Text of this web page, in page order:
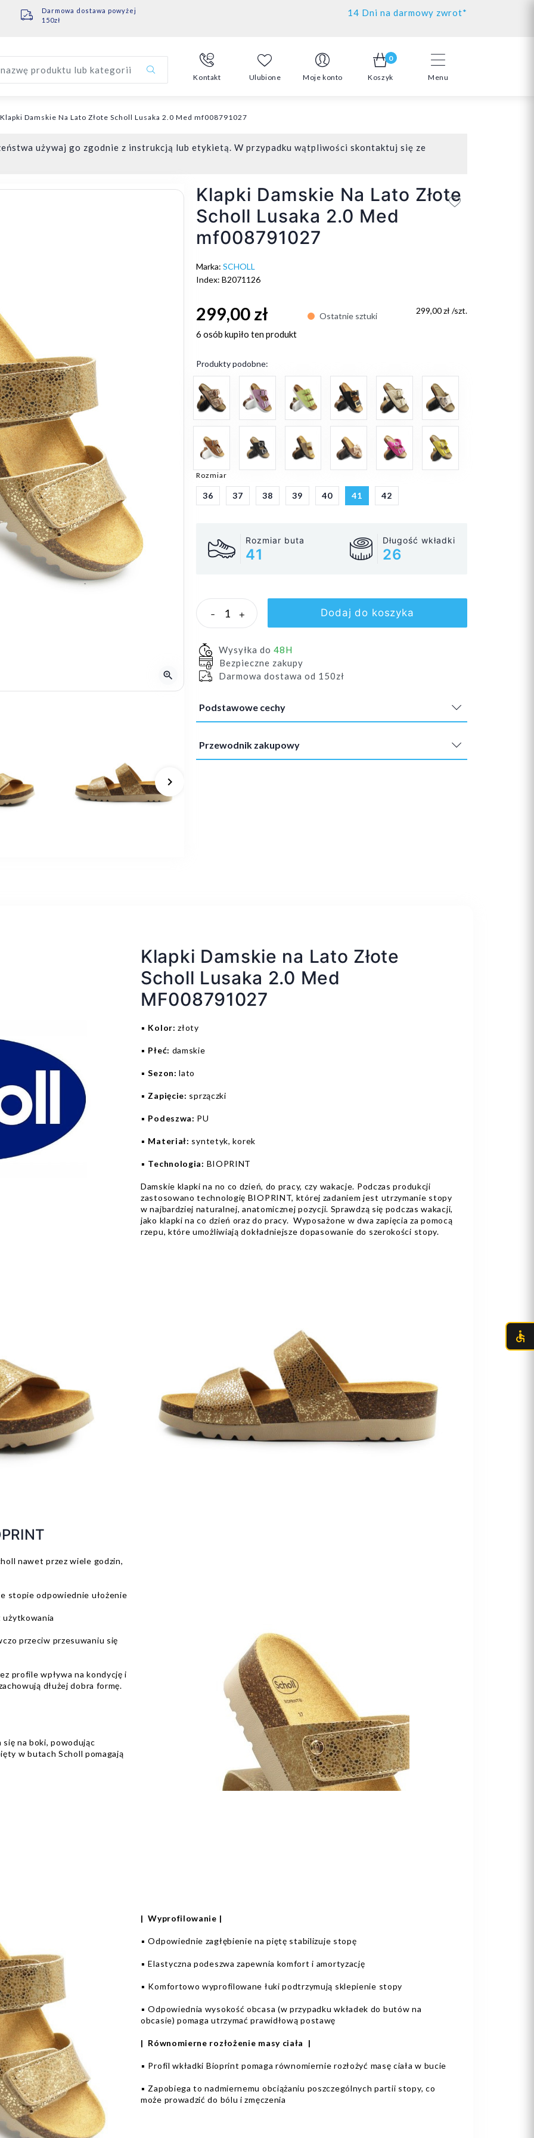
Darmowa dostawa powyżej
150zł
14 Dni na darmowy zwrot*
Menu
produktu lub kategorii
Kontakt Ulubione Moje konto
0
Koszyk
Klapki Damskie Na Lato Złote Scholl Lusaka 2.0 Med mf008791027
używaj go zgodnie z instrukcją lub etykietą. W przypadku wątpliwości skontaktuj się ze
zoom_in
Następny
keyboard_arrow_right
Klapki Damskie Na Lato Złote
Scholl Lusaka 2.0 Med
mf008791027
Marka: SCHOLL
Index: B2071126
299,00 zł Ostatnie sztuki
299,00 zł /szt.
6 osób kupiło ten produkt
Produkty podobne:
Rozmiar
36 37 38 39 40 41 42
Rozmiar buta
41
Długość wkładki
26
- + Dodaj do koszyka
Wysyłka do 48H
Bezpieczne zakupy
Darmowa dostawa od 150zł
Podstawowe cechy
Przewodnik zakupowy
Klapki Damskie na Lato Złote
Scholl Lusaka 2.0 Med
MF008791027
▪️ Kolor:złoty
▪️ Płeć: damskie
▪️Sezon:lato
▪️ Zapięcie: sprzączki
▪️ Podeszwa: PU
▪️ Materiał: syntetyk, korek
▪️ Technologia: BIOPRINT
Damskie klapki na no co dzień, do pracy, czy wakacje. Podczas produkcji
zastosowano technologię BIOPRINT, której zadaniem jest utrzymanie stopy
w najbardziej naturalnej, anatomicznej pozycji. Sprawdzą się podczas wakacji,
jako klapki na co dzień oraz do pracy. Wyposażone w dwa zapięcia za pomocą
rzepu, które umożliwiają dokładniejsze dopasowanie do szerokości stopy.
nawet przez wiele godzin,
stopie odpowiednie ułożenie
przeciw przesuwaniu się
profile wpływa na kondycję i
dłużej dobra formę.
na boki, powodując
w butach Scholl pomagają
| Wyprofilowanie |
▪️ Odpowiednie zagłębienie na piętę stabilizuje stopę
▪️ Elastyczna podeszwa zapewnia komfort i amortyzację
▪️ Komfortowo wyprofilowane łuki podtrzymują sklepienie stopy
▪️ Odpowiednia wysokość obcasa (w przypadku wkładek do butów na
obcasie) pomaga utrzymać prawidłową postawę
| Równomierne rozłożenie masy ciała |
▪️ Profil wkładki Bioprint pomaga równomiernie rozłożyć masę ciała w bucie
▪️ Zapobiega to nadmiernemu obciążaniu poszczególnych partii stopy, co
może prowadzić do bólu i zmęczenia